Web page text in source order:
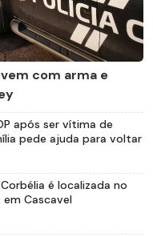
com arma e
após ser vítima de
pede ajuda para voltar
é localizada no
Cascavel